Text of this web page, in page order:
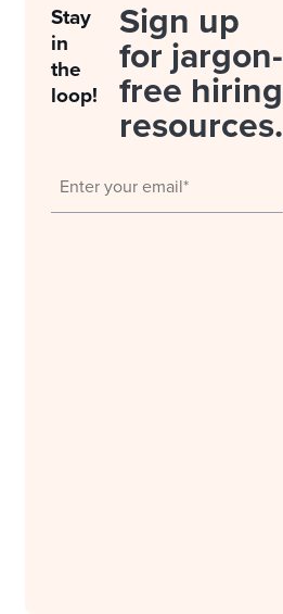
Stay
in
the
loop!
Sign up
for jargon-
free hiring
resources.